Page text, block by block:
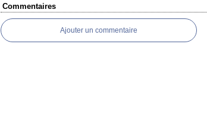
Commentaires
Ajouter un commentaire